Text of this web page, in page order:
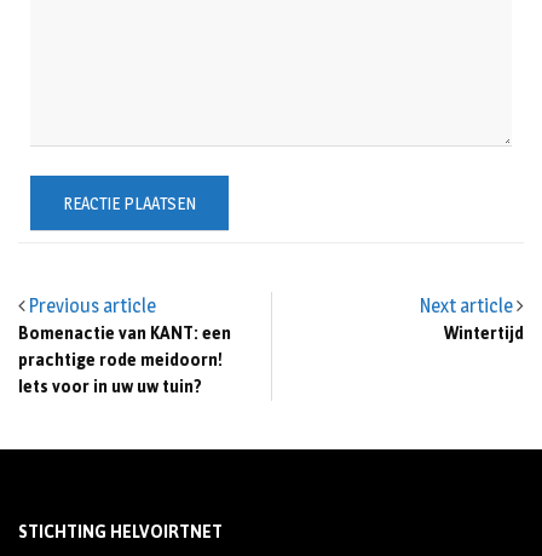
Previous article
Bomenactie van KANT: een
prachtige rode meidoorn!
Iets voor in uw uw tuin?
Next article
Wintertijd
STICHTING HELVOIRTNET